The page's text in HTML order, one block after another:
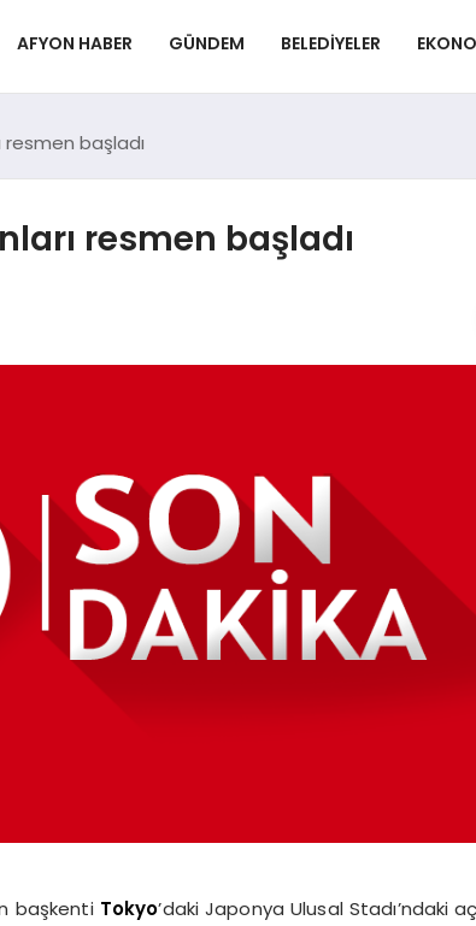
AFYON HABER GÜNDEM BELEDIYELER
resmen başladı
resmen başladı
başkenti Tokyo’daki Japonya Ulusal Stadı’ndaki